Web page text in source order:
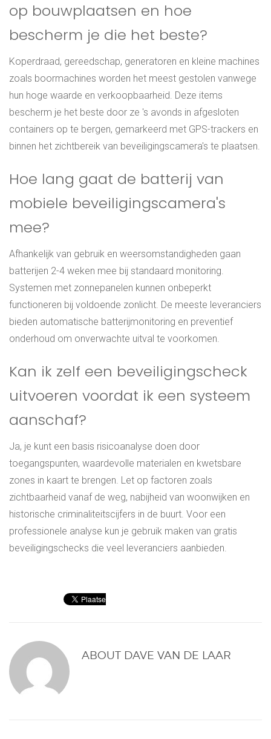
op bouwplaatsen en hoe
bescherm je die het beste?
Koperdraad, gereedschap, generatoren en kleine machines
zoals boormachines worden het meest gestolen vanwege
hun hoge waarde en verkoopbaarheid. Deze items
bescherm je het beste door ze 's avonds in afgesloten
containers op te bergen, gemarkeerd met GPS-trackers en
binnen het zichtbereik van beveiligingscamera's te plaatsen.
Hoe lang gaat de batterij van
mobiele beveiligingscamera's
mee?
Afhankelijk van gebruik en weersomstandigheden gaan
batterijen 2-4 weken mee bij standaard monitoring.
Systemen met zonnepanelen kunnen onbeperkt
functioneren bij voldoende zonlicht. De meeste leveranciers
bieden automatische batterijmonitoring en preventief
onderhoud om onverwachte uitval te voorkomen.
Kan ik zelf een beveiligingscheck
uitvoeren voordat ik een systeem
aanschaf?
Ja, je kunt een basis risicoanalyse doen door
toegangspunten, waardevolle materialen en kwetsbare
zones in kaart te brengen. Let op factoren zoals
zichtbaarheid vanaf de weg, nabijheid van woonwijken en
historische criminaliteitscijfers in de buurt. Voor een
professionele analyse kun je gebruik maken van gratis
beveiligingschecks die veel leveranciers aanbieden.
ABOUT DAVE VAN DE LAAR